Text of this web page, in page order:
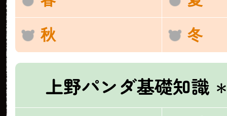
秋 冬
上野パンダ基礎知識